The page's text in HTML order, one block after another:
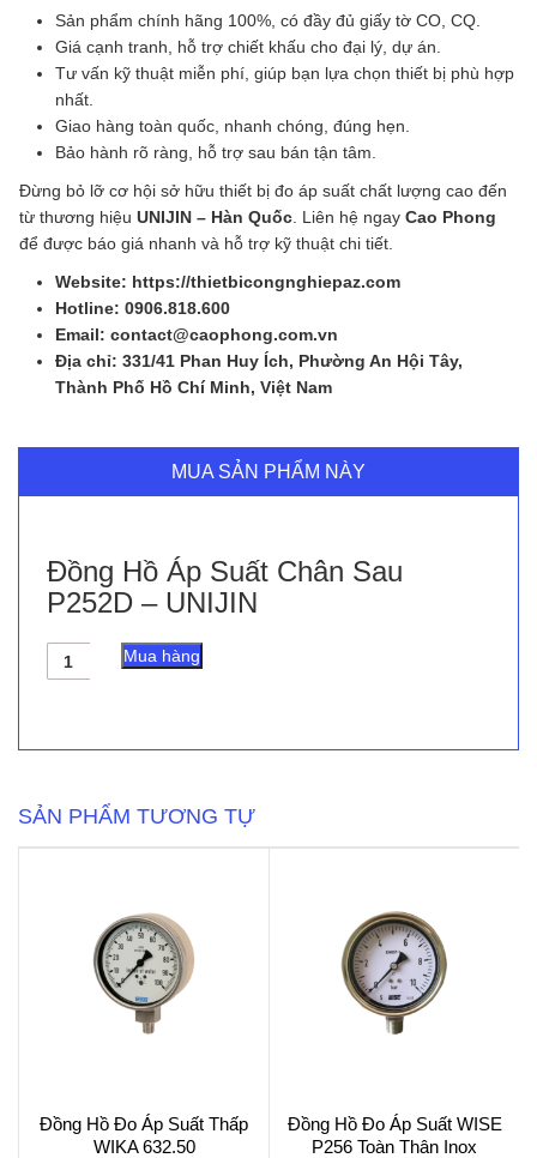
Sản phẩm chính hãng 100%, có đầy đủ giấy tờ CO, CQ.
Giá cạnh tranh, hỗ trợ chiết khấu cho đại lý, dự án.
Tư vấn kỹ thuật miễn phí, giúp bạn lựa chọn thiết bị phù hợp
nhất.
Giao hàng toàn quốc, nhanh chóng, đúng hẹn.
Bảo hành rõ ràng, hỗ trợ sau bán tận tâm.
Đừng bỏ lỡ cơ hội sở hữu thiết bị đo áp suất chất lượng cao đến
từ thương hiệu UNIJIN – Hàn Quốc. Liên hệ ngay Cao Phong
để được báo giá nhanh và hỗ trợ kỹ thuật chi tiết.
Website: https://thietbicongnghiepaz.com
Hotline: 0906.818.600
Email: contact@caophong.com.vn
Địa chỉ: 331/41 Phan Huy Ích, Phường An Hội Tây,
Thành Phố Hồ Chí Minh, Việt Nam
MUA SẢN PHẨM NÀY
Đồng Hồ Áp Suất Chân Sau
P252D – UNIJIN
Đồng
Hồ
UNIJIN
số
Mua hàng
SẢN PHẨM TƯƠNG TỰ
Đồng Hồ Đo Áp Suất Thấp
WIKA 632.50
Đồng Hồ Đo Áp Suất WISE
P256 Toàn Thân Inox